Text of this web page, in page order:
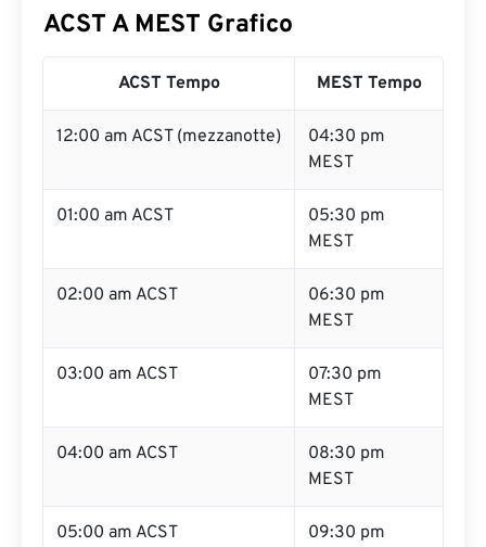
ACST A MEST Grafico
ACST Tempo MEST Tempo
12:00 am ACST (mezzanotte)
04:30 pm
MEST
01:00 am ACST
05:30 pm
MEST
02:00 am ACST
06:30 pm
MEST
03:00 am ACST
07:30 pm
MEST
04:00 am ACST
08:30 pm
MEST
05:00 am ACST
09:30 pm